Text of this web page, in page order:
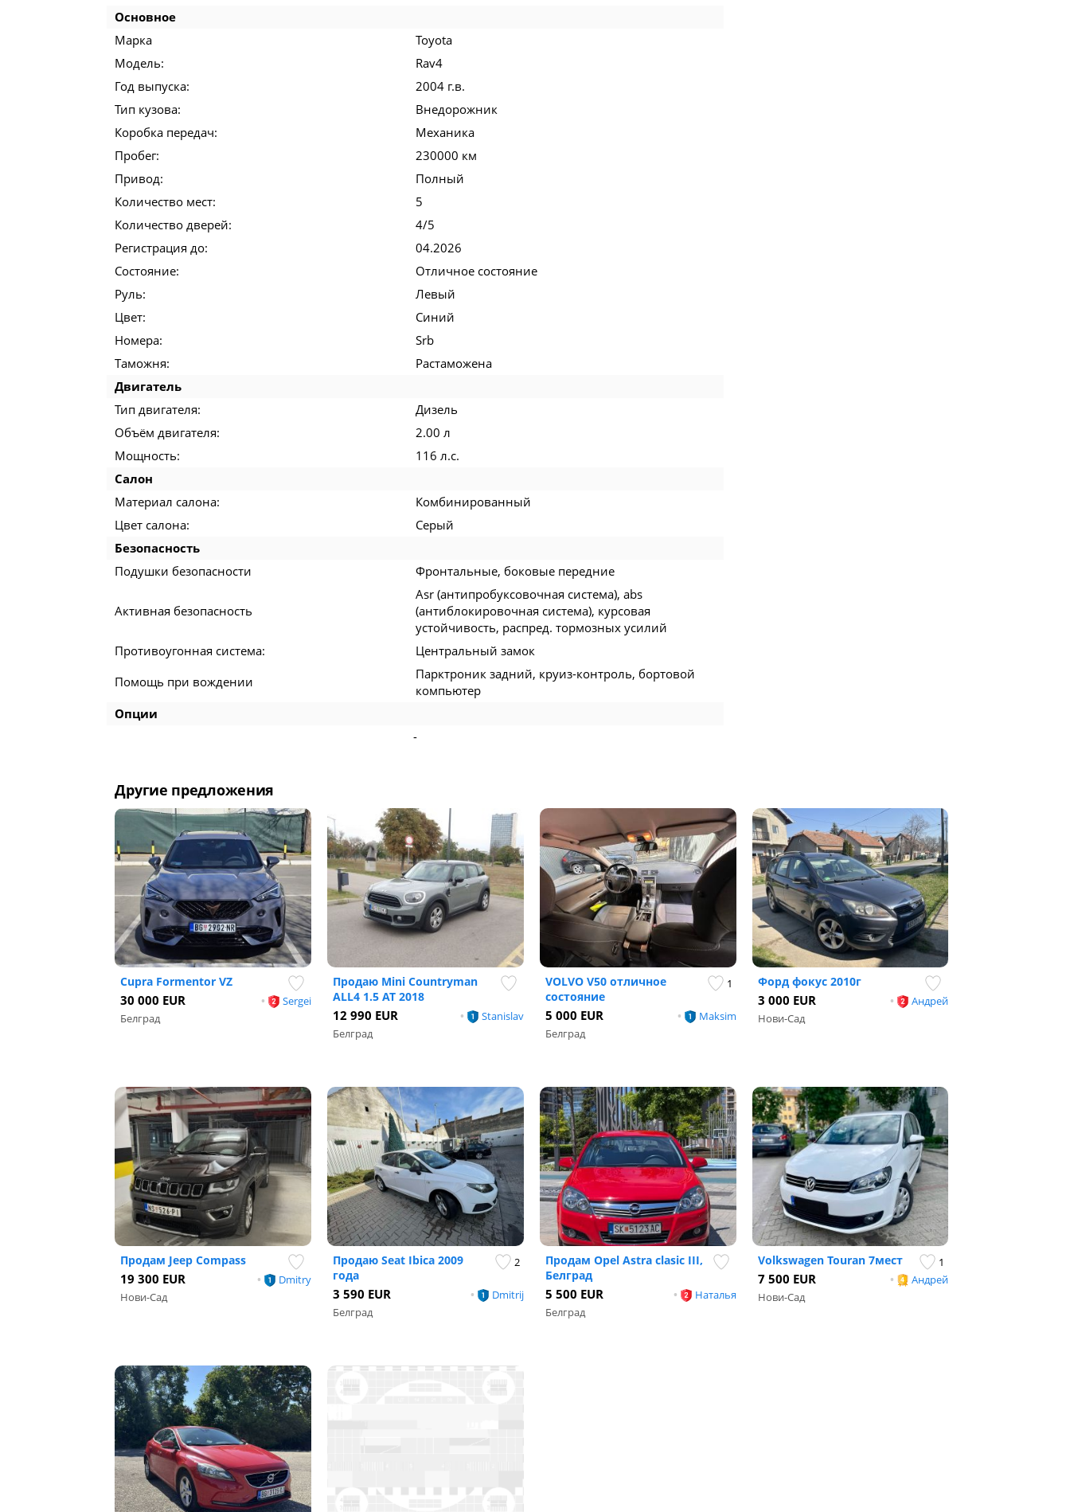
Основное
Марка
Toyota
Модель:
Rav4
Год выпуска:
2004 г.в.
Тип кузова:
Внедорожник
Коробка передач:
Механика
Пробег:
230000 км
Привод:
Полный
Количество мест:
5
Количество дверей:
4/5
Регистрация до:
04.2026
Состояние:
Отличное состояние
Руль:
Левый
Цвет:
Синий
Номера:
Srb
Таможня:
Растаможена
Двигатель
Тип двигателя:
Дизель
Объём двигателя:
2.00 л
Мощность:
116 л.с.
Салон
Материал салона:
Комбинированный
Цвет салона:
Серый
Безопасность
Подушки безопасности
Фронтальные, боковые передние
Активная безопасность
Asr (антипробуксовочная система), abs
(антиблокировочная система), курсовая
устойчивость, распред. тормозных усилий
Противоугонная система:
Центральный замок
Помощь при вождении
Парктроник задний, круиз-контроль, бортовой
компьютер
Опции
-
Другие предложения
Cupra Formentor VZ
• Sergei
30 000 EUR
Белград
Продаю Mini Countryman
ALL4 1.5 AT 2018
• Stanislav
12 990 EUR
Белград
1
VOLVO V50 отличное
состояние
• Maksim
5 000 EUR
Белград
Форд фокус 2010г
• Андрей
3 000 EUR
Нови-Сад
Продам Jeep Compass
• Dmitry
19 300 EUR
Нови-Сад
2
Продаю Seat Ibica 2009
года
• Dmitrij
3 590 EUR
Белград
Продам Opel Astra clasic III,
Белград
• Наталья
5 500 EUR
Белград
1
Volkswagen Touran 7мест
• Андрей
7 500 EUR
Нови-Сад